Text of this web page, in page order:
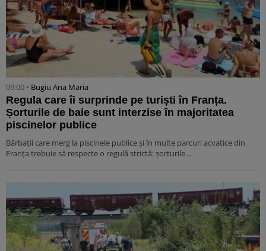
09:00 • Bugiu ⁠Ana Maria
Regula care îi surprinde pe turiști în Franța.
Șorturile de baie sunt interzise în majoritatea
piscinelor publice
Bărbații care merg la piscinele publice și în multe parcuri acvatice din
Franța trebuie să respecte o regulă strictă: șorturile…